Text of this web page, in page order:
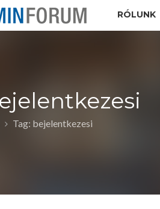
RÓLUNK
Tag: bejelentkezesi